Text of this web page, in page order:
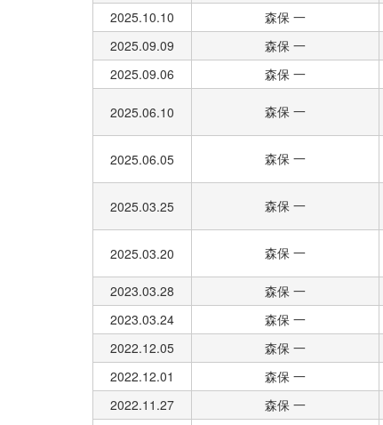
2025.10.10
森保 一
2025.09.09
森保 一
2025.09.06
森保 一
2025.06.10 森保 一
2025.06.05 森保 一
2025.03.25 森保 一
2025.03.20 森保 一
2023.03.28 森保 一
2023.03.24
森保 一
2022.12.05
森保 一
2022.12.01
森保 一
2022.11.27
森保 一